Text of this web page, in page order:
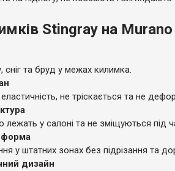
Stingray на
сніг та бруд у межах килимка.
не тріскається та не
лежать у салоні та не зміщуються під
форма
у штатних зонах без підрізання та
дизайн